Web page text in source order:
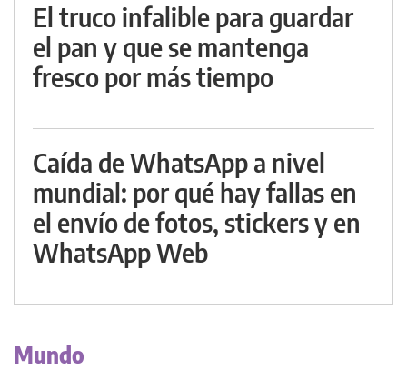
El truco infalible para guardar
el pan y que se mantenga
fresco por más tiempo
Caída de WhatsApp a nivel
mundial: por qué hay fallas en
el envío de fotos, stickers y en
WhatsApp Web
Mundo